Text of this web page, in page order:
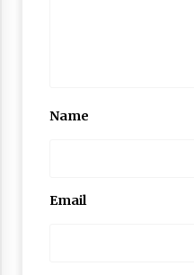
Name
Email